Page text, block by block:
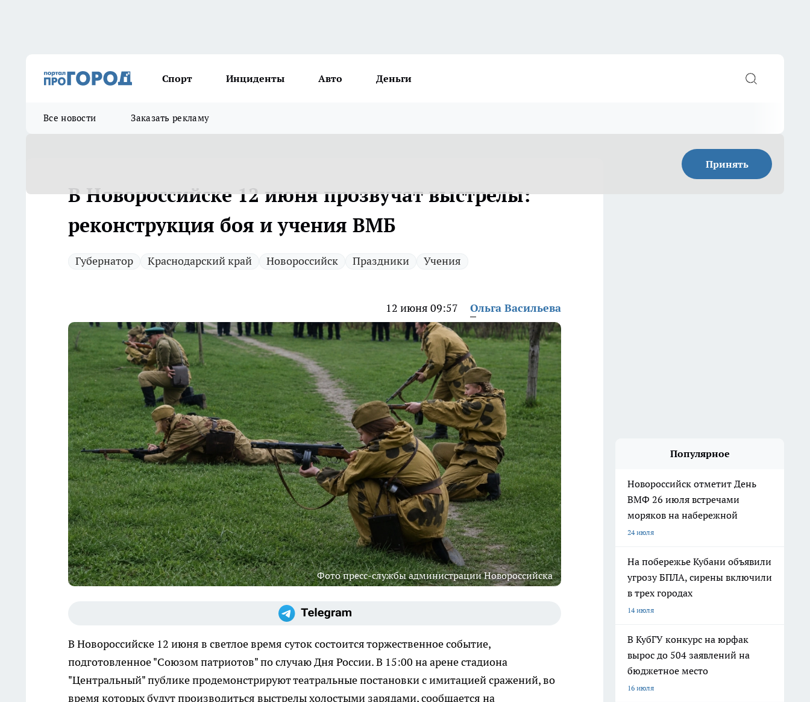
Спорт Инциденты Авто Деньги
Все новости Заказать рекламу
Принять
В Новороссийске 12 июня прозвучат выстрелы:
реконструкция боя и учения ВМБ
Губернатор Краснодарский край Новороссийск Праздники Учения
12 июня 09:57 Ольга Васильева
Фото пресс-службы администрации Новороссийска
В Новороссийске 12 июня в светлое время суток состоится торжественное событие,
подготовленное "Союзом патриотов" по случаю Дня России. В 15:00 на арене стадиона
"Центральный" публике продемонстрируют театральные постановки с имитацией сражений, во
время которых будут производиться выстрелы холостыми зарядами, сообщается на
Популярное
Новороссийск отметит День
ВМФ 26 июля встречами
моряков на набережной
24 июля
На побережье Кубани объявили
угрозу БПЛА, сирены включили
в трех городах
14 июля
В КубГУ конкурс на юрфак
вырос до 504 заявлений на
бюджетное место
16 июля